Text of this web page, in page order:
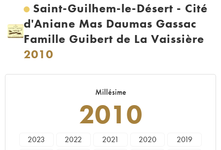
Saint-Guilhem-le-Désert - Cité
d'Aniane Mas Daumas Gassac
Famille Guibert de La Vaissière
2010
Millésime
2010
2023 2022 2021 2020
2019